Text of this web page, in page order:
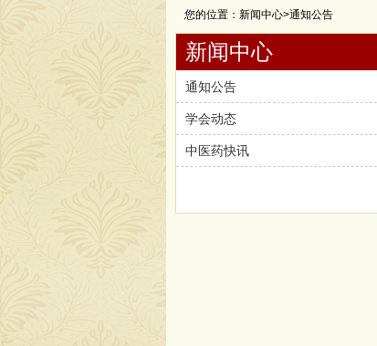
您的位置：新闻中心>通知公告
新闻中心
通知公告
学会动态
中医药快讯